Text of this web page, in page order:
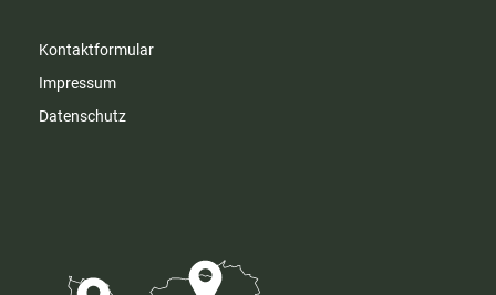
Kontaktformular
Impressum
Datenschutz